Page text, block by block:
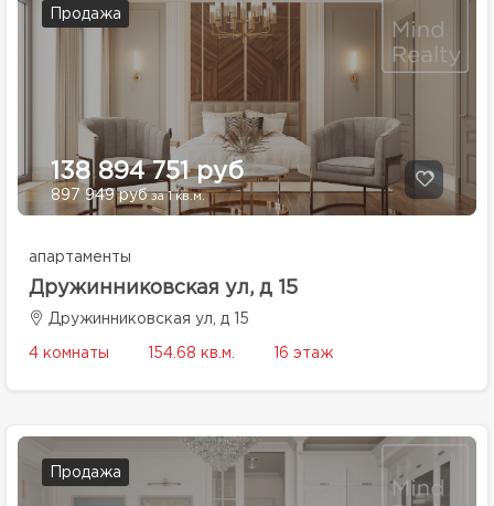
Продажа
138 894 751 руб
897 949 рубза 1 кв.м.
апартаменты
Дружинниковская ул, д 15
Дружинниковская ул, д 15
4 комнаты 154.68 кв.м. 16 этаж
Продажа